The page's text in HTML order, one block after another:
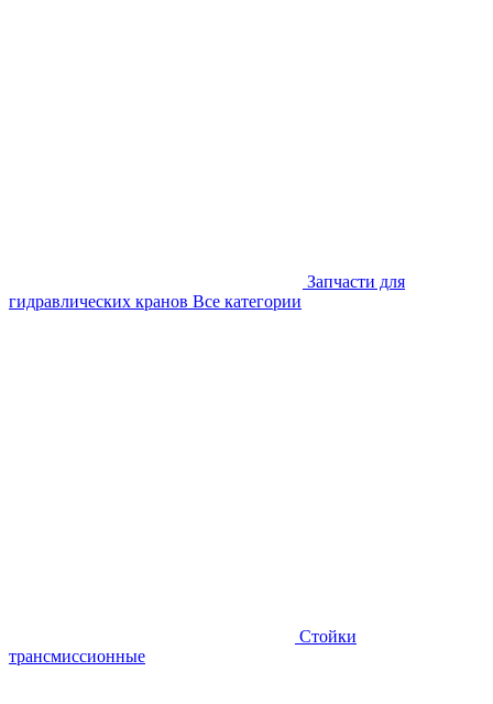
Запчасти для
гидравлических кранов Все категории
Стойки
трансмиссионные